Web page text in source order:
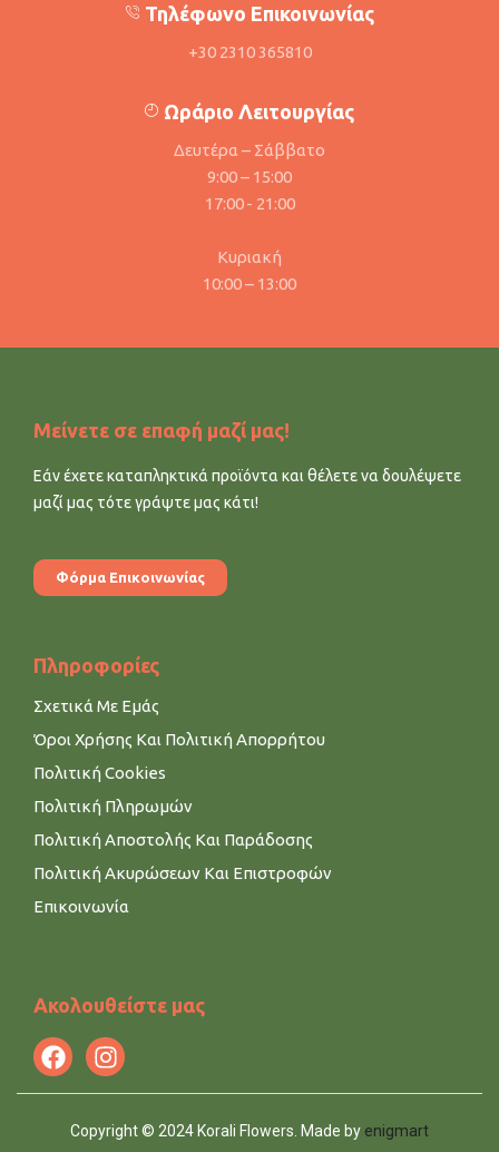
Τηλέφωνο Επικοινωνίας
+30 2310 365810
Ωράριο Λειτουργίας
Δευτέρα – Σάββατο
9:00 – 15:00
17:00 - 21:00
Κυριακή
10:00 – 13:00
Μείνετε σε επαφή μαζί μας!
Εάν έχετε καταπληκτικά προϊόντα και θέλετε να δουλέψετε
μαζί μας τότε γράψτε μας κάτι!
Φόρμα Επικοινωνίας
Πληροφορίες
Σχετικά Με Εμάς
Όροι Χρήσης Και Πολιτική Απορρήτου
Πολιτική Cookies
Πολιτική Πληρωμών
Πολιτική Αποστολής Και Παράδοσης
Πολιτική Ακυρώσεων Και Επιστροφών
Επικοινωνία
Ακολουθείστε μας
Copyright © 2024 Korali Flowers. Made by enigmart